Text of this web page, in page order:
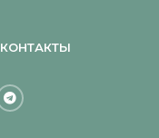
КОНТАКТЫ